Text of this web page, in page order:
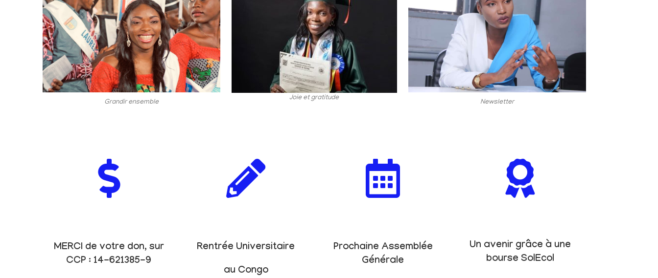
Grandir ensemble
Joie et gratitude
Newsletter
MERCI de votre don, sur
CCP : 14-621385-9
Rentrée Universitaire
au Congo
Prochaine Assemblée
Générale
Un avenir grâce à une
bourse SolEcol